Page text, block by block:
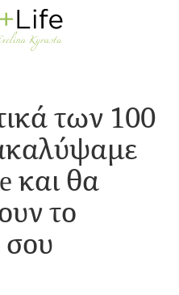
των 100
και θα
το